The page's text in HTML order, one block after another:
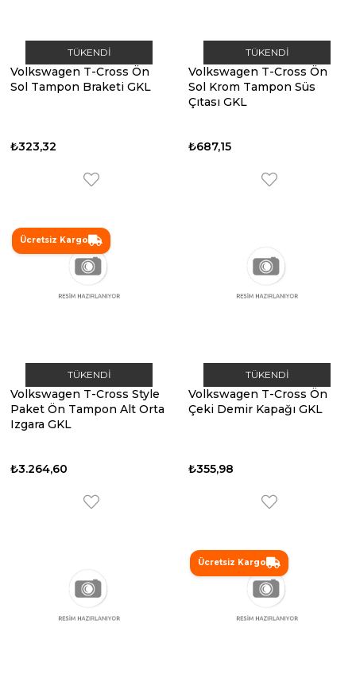
TÜKENDI
Volkswagen T-Cross Ön
Sol Tampon Braketi GKL
₺323,32
TÜKENDI
Volkswagen T-Cross Ön
Sol Krom Tampon Süs
Çıtası GKL
₺687,15
Ücretsiz Kargo
TÜKENDI
Volkswagen T-Cross Style
Paket Ön Tampon Alt Orta
Izgara GKL
₺3.264,60
TÜKENDI
Volkswagen T-Cross Ön
Çeki Demir Kapağı GKL
₺355,98
Ücretsiz Kargo